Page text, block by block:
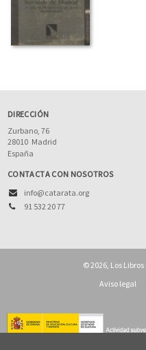
DIRECCIÓN
Zurbano, 76
28010 Madrid
España
CONTACTA CON NOSOTROS
info@catarata.org
91 532 20 77
© 2026, Los
Aviso legal